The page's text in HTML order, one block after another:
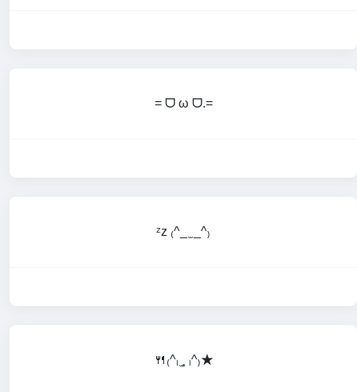
= ᗜ ω ᗜ.=
ᶻz ₍^_ ̫ _^₎
🍴₍^ₗ ̫˳ ₗ^₎★